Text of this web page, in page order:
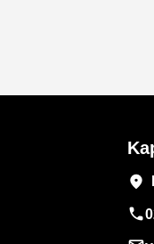
place
phone